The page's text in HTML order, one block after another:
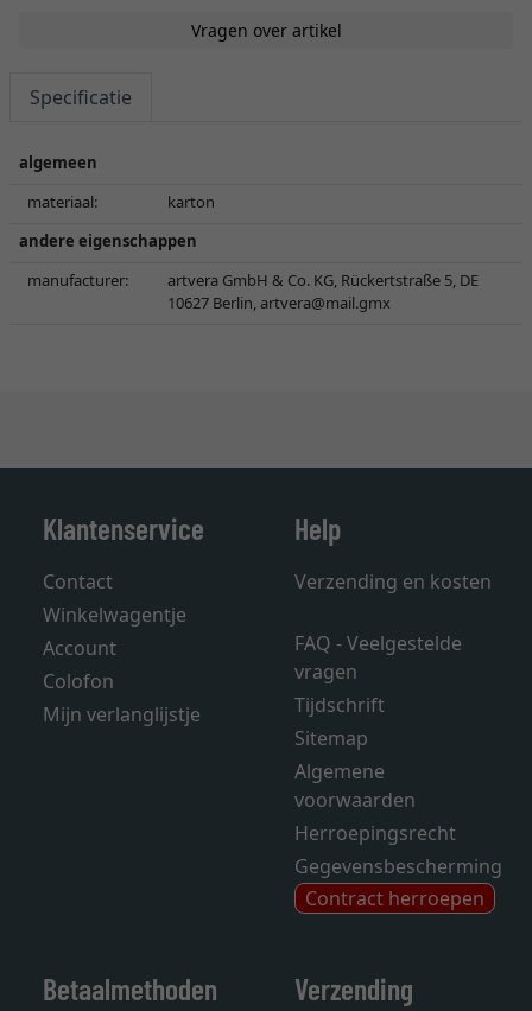
Vragen over artikel
Specificatie
algemeen
materiaal:
karton
andere eigenschappen
manufacturer:
artvera GmbH & Co. KG, Rückertstraße 5, DE
10627 Berlin,artvera@mail.gmx
Klantenservice
Contact
Winkelwagentje
Account
Colofon
Mijn verlanglijstje
Help
Verzending en kosten
FAQ - Veelgestelde
vragen
Tijdschrift
Sitemap
Algemene
voorwaarden
Herroepingsrecht
Gegevensbescherming
Contract herroepen
Betaalmethoden Verzending